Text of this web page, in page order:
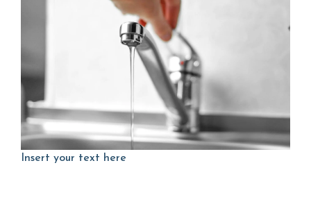
Insert your text here